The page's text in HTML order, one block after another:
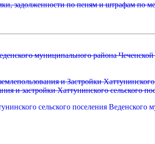
задолженности по пеням и штрафам по
муниципального района
и Застройки Хаттунинского
и застройки Хаттунинского сельского
сельского поселения Веденского